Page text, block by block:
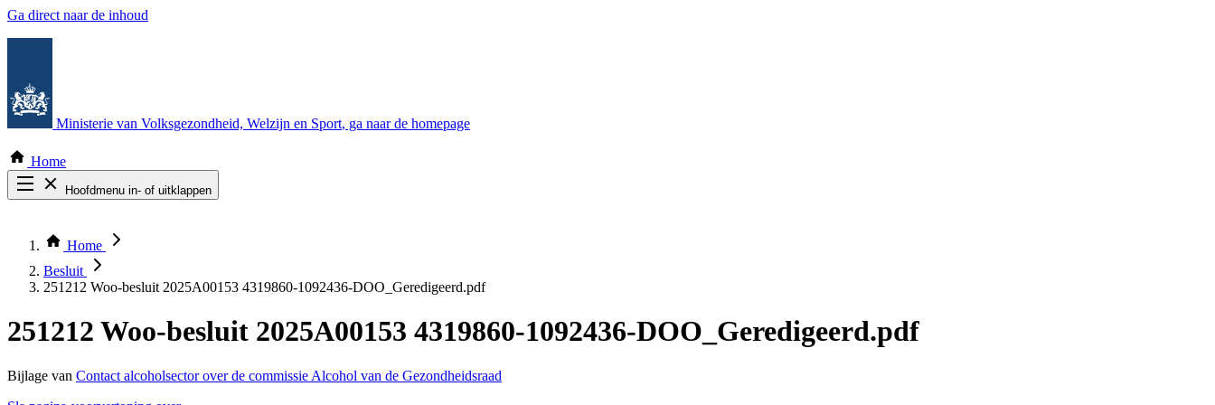
Ga direct naar de inhoud
Ministerie van Volksgezondheid, Welzijn en Sport, ga naar de homepage
Home
Hoofdmenu in- of uitklappen
Thema COVID-19
Bekijk per bestuursorgaan
Home
Besluit
251212 Woo-besluit 2025A00153 4319860-1092436-DOO_Geredigeerd.pdf
251212 Woo-besluit 2025A00153 4319860-1092436-DOO_Geredigeerd.pdf
Bijlage van Contact alcoholsector over de commissie Alcohol van de Gezondheidsraad